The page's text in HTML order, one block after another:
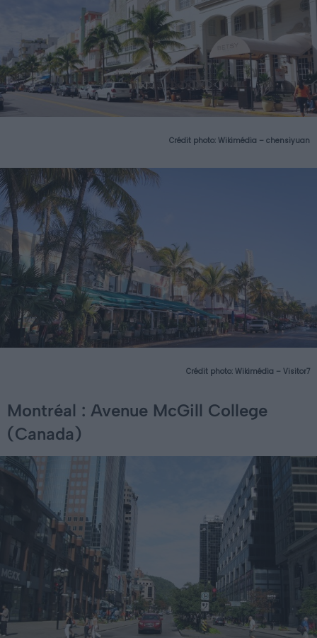
Crédit photo: Wikimédia – chensiyuan
Crédit photo: Wikimédia – Visitor7
Montréal : Avenue McGill College
(Canada)